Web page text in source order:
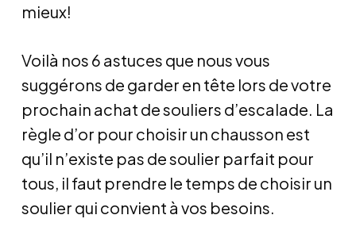
mieux!
Voilà nos 6 astuces que nous vous
suggérons de garder en tête lors de votre
prochain achat de souliers d’escalade. La
règle d’or pour choisir un chausson est
qu’il n’existe pas de soulier parfait pour
tous, il faut prendre le temps de choisir un
soulier qui convient à vos besoins.